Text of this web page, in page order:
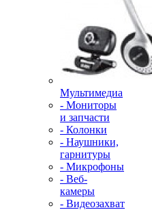
Мультимедиа
- Мониторы
и запчасти
- Колонки
- Наушники,
гарнитуры
- Микрофоны
- Веб-
камеры
- Видеозахват